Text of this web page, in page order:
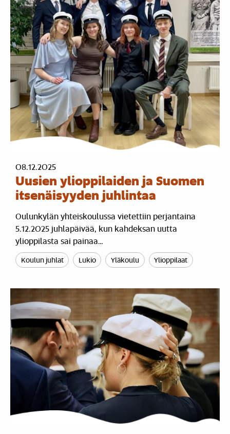
08.12.2025
Uusien ylioppilaiden ja Suomen
itsenäisyyden juhlintaa
Oulunkylän yhteiskoulussa vietettiin perjantaina
5.12.2025 juhlapäivää, kun kahdeksan uutta
ylioppilasta sai painaa…
Koulun juhlat Lukio Yläkoulu Ylioppilaat